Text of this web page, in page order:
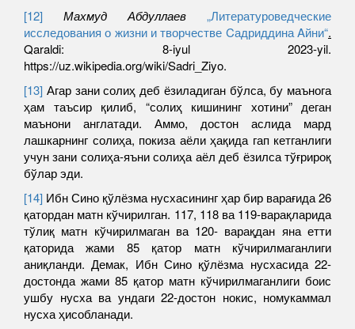
[12]
Махмуд Абдуллаев
„Литературоведческие
исследования о жизни и творчестве Cадриддина Aйни“.
Qaraldi: 8-iyul 2023-yil.
https://uz.wikipedia.org/wiki/Sadri_Ziyo.
[13] Агар зани солиҳ деб ёзиладиган бўлса, бу маънога
ҳам таъсир қилиб, “солиҳ кишининг хотини” деган
маънони англатади. Аммо, достон аслида мард
лашкарнинг солиҳа, покиза аёли ҳақида гап кетганлиги
учун зани солиҳа-яъни солиҳа аёл деб ёзилса тўғрироқ
бўлар эди.
[14] Ибн Сино қўлёзма нусхасининг ҳар бир варағида 26
қатордан матн кўчирилган. 117, 118 ва 119-варақларида
тўлиқ матн кўчирилмаган ва 120- варақдан яна етти
қаторида жами 85 қатор матн кўчирилмаганлиги
аниқланди. Демак, Ибн Сино қўлёзма нусхасида 22-
достонда жами 85 қатор матн кўчирилмаганлиги боис
ушбу нусха ва ундаги 22-достон нокис, номукаммал
нусха ҳисобланади.